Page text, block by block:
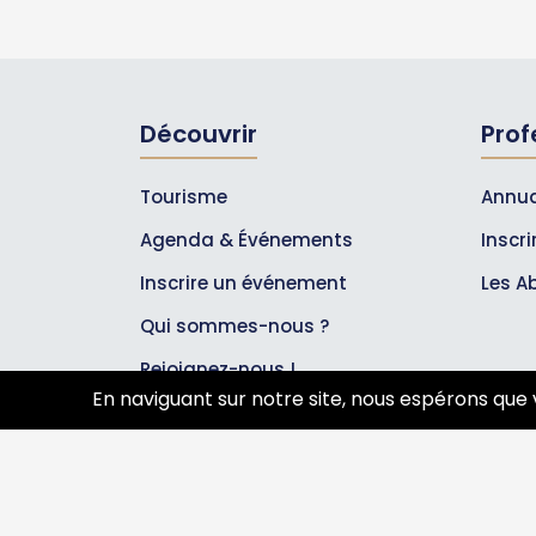
Découvrir
Tourisme
Agenda & Événements
Inscrire un événement
Qui sommes-nous ?
Rejoignez-nous !
Partenaires
Les
En naviguant sur notre site, nous espérons